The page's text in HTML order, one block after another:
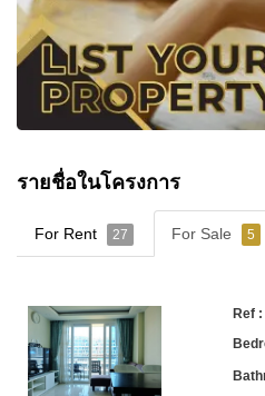
รายชื่อในโครงการ
For Rent 27 For Sale 5